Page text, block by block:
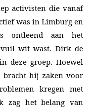
activisten die vanaf
was in Limburg en
ontleend aan het
vuil wit wast. Dirk de
deze groep. Hoewel
bracht hij zaken voor
kregen met
zag het belang van